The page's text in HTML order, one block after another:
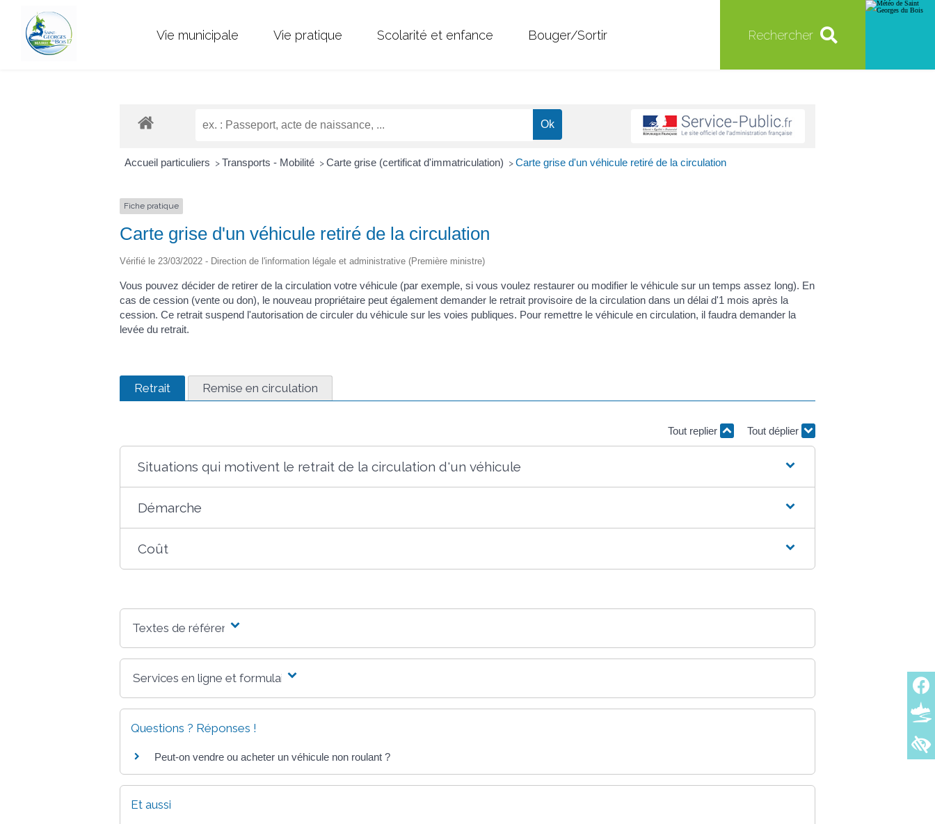
Vie municipale Vie pratique Scolarité et enfance Bouger/Sortir Rechercher
Accueil particuliers > Transports - Mobilité > Carte grise (certificat d'immatriculation) > Carte grise d'un véhicule retiré de la circulation
Fiche pratique
Carte grise d'un véhicule retiré de la circulation
Vérifié le 23/03/2022 - Direction de l'information légale et administrative (Première ministre)
Vous pouvez décider de retirer de la circulation votre véhicule (par exemple, si vous voulez restaurer ou modifier le véhicule sur un temps assez long). En
cas de cession (vente ou don), le nouveau propriétaire peut également demander le retrait provisoire de la circulation dans un délai d'1 mois après la
cession. Ce retrait suspend l'autorisation de circuler du véhicule sur les voies publiques. Pour remettre le véhicule en circulation, il faudra demander la
levée du retrait.
Retrait Remise en circulation
Tout replier Tout déplier
Situations qui motivent le retrait de la circulation d'un véhicule
Démarche
Coût
Textes de référence
Services en ligne et formulaires
Questions ? Réponses !
Peut-on vendre ou acheter un véhicule non roulant ?
Et aussi